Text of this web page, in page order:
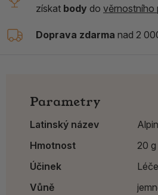
získat body do věrnostního
Doprava zdarma nad 2
Parametry
Latinský název
Hmotnost
20 g
Účinek
Vůně